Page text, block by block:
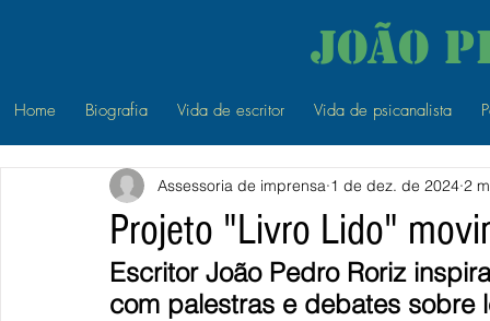
João
Home Biografia Vida de escritor Vida de psicanalista
Projeto "Livro Lido"
Assessoria de imprensa 1 de dez. de 2024 2
Escritor João Pedro Roriz
com palestras e debates sobre